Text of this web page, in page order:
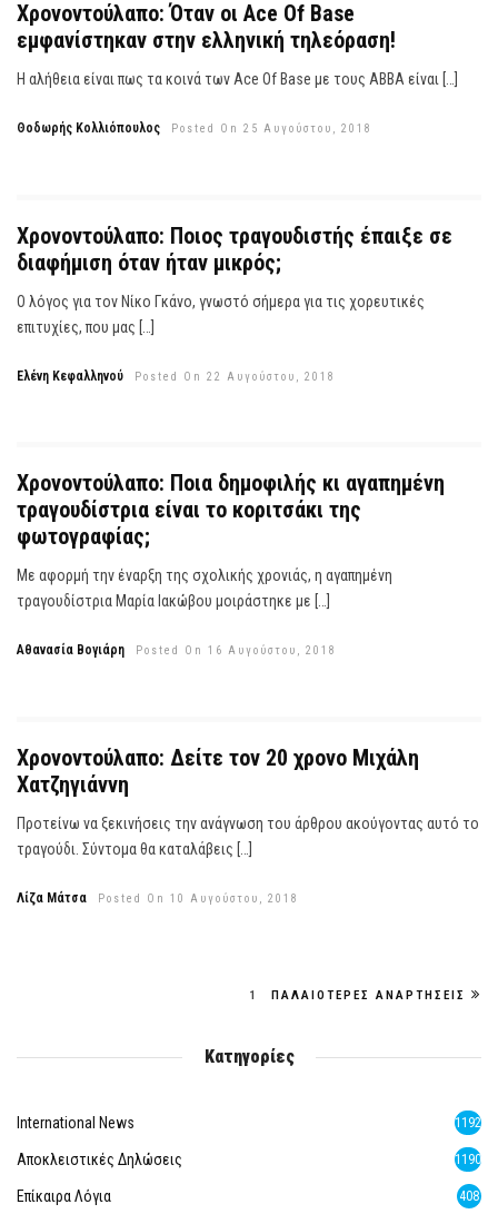
Χρονοντούλαπο: Όταν οι Ace Of Base
εμφανίστηκαν στην ελληνική τηλεόραση!
Η αλήθεια είναι πως τα κοινά των Ace Of Base με τους ABBA είναι […]
Θοδωρής Κολλιόπουλος Posted On 25 Αυγούστου, 2018
Χρονοντούλαπο: Ποιος τραγουδιστής έπαιξε σε
διαφήμιση όταν ήταν μικρός;
Ο λόγος για τον Νίκο Γκάνο, γνωστό σήμερα για τις χορευτικές
επιτυχίες, που μας […]
Ελένη Κεφαλληνού Posted On 22 Αυγούστου, 2018
Χρονοντούλαπο: Ποια δημοφιλής κι αγαπημένη
τραγουδίστρια είναι το κοριτσάκι της
φωτογραφίας;
Με αφορμή την έναρξη της σχολικής χρονιάς, η αγαπημένη
τραγουδίστρια Μαρία Ιακώβου μοιράστηκε με […]
Αθανασία Βογιάρη Posted On 16 Αυγούστου, 2018
Χρονοντούλαπο: Δείτε τον 20 χρονο Μιχάλη
Χατζηγιάννη
Προτείνω να ξεκινήσεις την ανάγνωση του άρθρου ακούγοντας αυτό το
τραγούδι. Σύντομα θα καταλάβεις […]
Λίζα Μάτσα Posted On 10 Αυγούστου, 2018
1 ΠΑΛΑΙΌΤΕΡΕΣ ΑΝΑΡΤΉΣΕΙΣ
Κατηγορίες
International News 1192
Αποκλειστικές Δηλώσεις 1190
Επίκαιρα Λόγια 408